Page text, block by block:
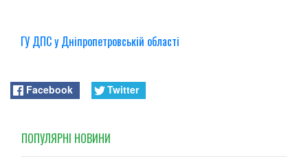
ГУ ДПС у Дніпропетровській області
Facebook Twitter
ПОПУЛЯРНI НОВИНИ